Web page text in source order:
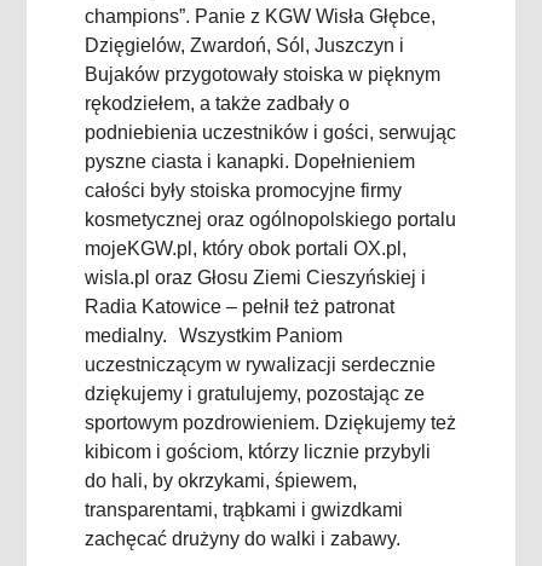
champions”. Panie z KGW Wisła Głębce,
Dzięgielów, Zwardoń, Sól, Juszczyn i
Bujaków przygotowały stoiska w pięknym
rękodziełem, a także zadbały o
podniebienia uczestników i gości, serwując
pyszne ciasta i kanapki. Dopełnieniem
całości były stoiska promocyjne firmy
kosmetycznej oraz ogólnopolskiego portalu
mojeKGW.pl, który obok portali OX.pl,
wisla.pl oraz Głosu Ziemi Cieszyńskiej i
Radia Katowice – pełnił też patronat
medialny. Wszystkim Paniom
uczestniczącym w rywalizacji serdecznie
dziękujemy i gratulujemy, pozostając ze
sportowym pozdrowieniem. Dziękujemy też
kibicom i gościom, którzy licznie przybyli
do hali, by okrzykami, śpiewem,
transparentami, trąbkami i gwizdkami
zachęcać drużyny do walki i zabawy.